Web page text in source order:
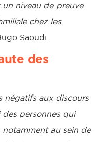
un niveau de preuve
chez les
Saoudi.
des
négatifs aux discours
des personnes qui
notamment au sein de